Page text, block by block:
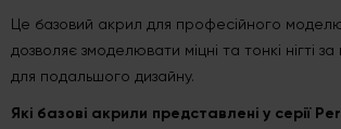
Це базовий акрил для професійного
дозволяє змоделювати міцні та тонкі нігті
для подальшого дизайну.
Які базові акрили представлені у серії